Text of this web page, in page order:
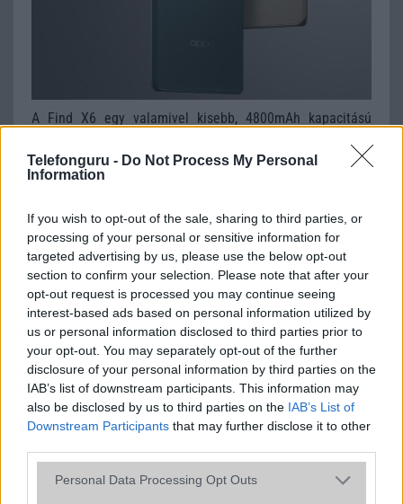
Telefonguru - Do Not Process My Personal
Information
If you wish to opt-out of the sale, sharing to third parties, or
processing of your personal or sensitive information for
targeted advertising by us, please use the below opt-out
section to confirm your selection. Please note that after your
opt-out request is processed you may continue seeing
interest-based ads based on personal information utilized by
us or personal information disclosed to third parties prior to
your opt-out. You may separately opt-out of the further
disclosure of your personal information by third parties on the
IAB’s list of downstream participants. This information may
also be disclosed by us to third parties on the IAB’s List of
Downstream Participants that may further disclose it to other
Please note that this website/app uses one or more Google
Personal Data Processing Opt Outs
A Find X6 egy valamivel kisebb, 4800mAh kapacitású
de a vezeték nélküli támogatásról lemarad. A Find X6
csak IP64-es védettségű.
érkezik a márka ColorOS 13.1 szoftvere alatt.
Az igazán szomorú hír, hogy az Oppo Find X6 sorozat csak
Kínában lesz elérhető.
Az Oppo Find X6 Pro ára a 12/256 GB-os modellért
CNY 5,999 (€810), a 16/256 GB-os konfigurációért
CNY 6,499 (€880)és a 16/51 2GB-os modellért CNY
6,999 (€950).
Az Oppo Find X6 CNY 4,499 (€610) összegről indul a
12/256GB-os modellért.